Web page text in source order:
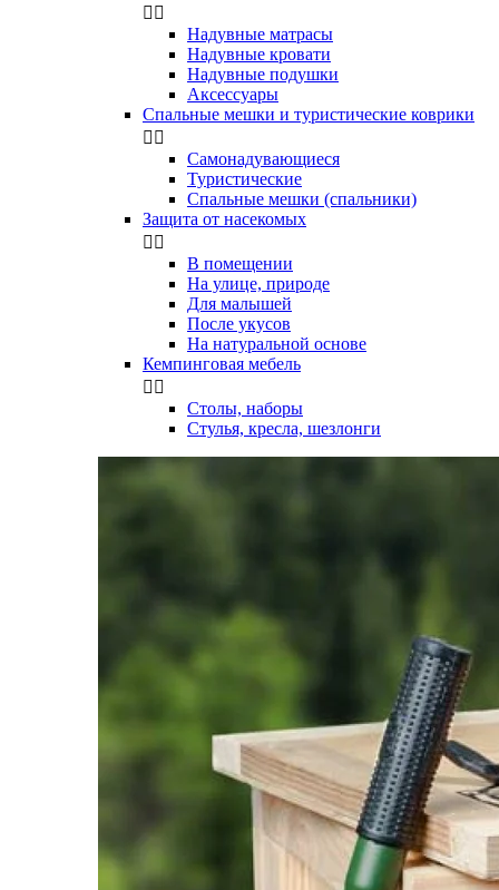
 
Надувные матрасы
Надувные кровати
Надувные подушки
Аксессуары
Спальные мешки и туристические коврики
 
Самонадувающиеся
Туристические
Спальные мешки (спальники)
Защита от насекомых
 
В помещении
На улице, природе
Для малышей
После укусов
На натуральной основе
Кемпинговая мебель
 
Столы, наборы
Стулья, кресла, шезлонги